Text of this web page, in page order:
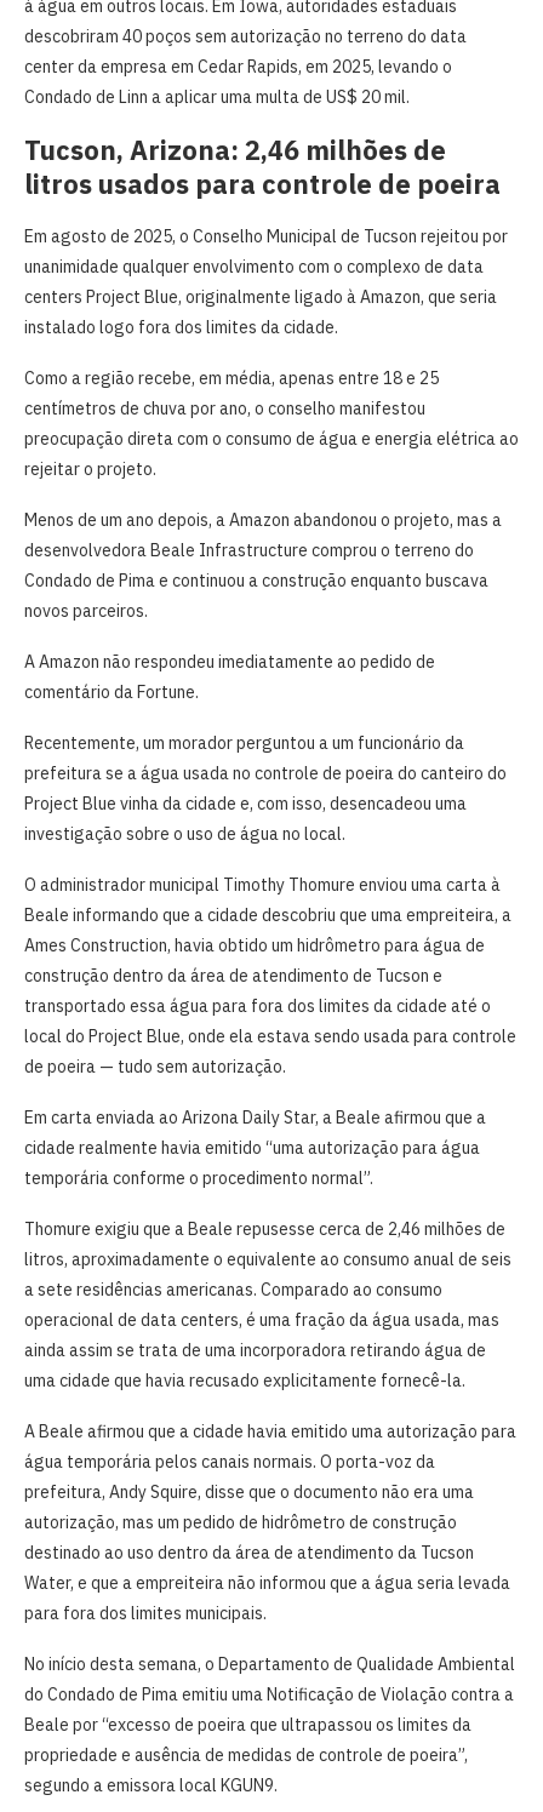
à água em outros locais. Em Iowa, autoridades estaduais
descobriram 40 poços sem autorização no terreno do data
center da empresa em Cedar Rapids, em 2025, levando o
Condado de Linn a aplicar uma multa de US$ 20 mil.
Tucson, Arizona: 2,46 milhões de
litros usados para controle de poeira
Em agosto de 2025, o Conselho Municipal de Tucson rejeitou por
unanimidade qualquer envolvimento com o complexo de data
centers Project Blue, originalmente ligado à Amazon, que seria
instalado logo fora dos limites da cidade.
Como a região recebe, em média, apenas entre 18 e 25
centímetros de chuva por ano, o conselho manifestou
preocupação direta com o consumo de água e energia elétrica ao
rejeitar o projeto.
Menos de um ano depois, a Amazon abandonou o projeto, mas a
desenvolvedora Beale Infrastructure comprou o terreno do
Condado de Pima e continuou a construção enquanto buscava
novos parceiros.
A Amazon não respondeu imediatamente ao pedido de
comentário da Fortune.
Recentemente, um morador perguntou a um funcionário da
prefeitura se a água usada no controle de poeira do canteiro do
Project Blue vinha da cidade e, com isso, desencadeou uma
investigação sobre o uso de água no local.
O administrador municipal Timothy Thomure enviou uma carta à
Beale informando que a cidade descobriu que uma empreiteira, a
Ames Construction, havia obtido um hidrômetro para água de
construção dentro da área de atendimento de Tucson e
transportado essa água para fora dos limites da cidade até o
local do Project Blue, onde ela estava sendo usada para controle
de poeira — tudo sem autorização.
Em carta enviada ao Arizona Daily Star, a Beale afirmou que a
cidade realmente havia emitido “uma autorização para água
temporária conforme o procedimento normal”.
Thomure exigiu que a Beale repusesse cerca de 2,46 milhões de
litros, aproximadamente o equivalente ao consumo anual de seis
a sete residências americanas. Comparado ao consumo
operacional de data centers, é uma fração da água usada, mas
ainda assim se trata de uma incorporadora retirando água de
uma cidade que havia recusado explicitamente fornecê-la.
A Beale afirmou que a cidade havia emitido uma autorização para
água temporária pelos canais normais. O porta-voz da
prefeitura, Andy Squire, disse que o documento não era uma
autorização, mas um pedido de hidrômetro de construção
destinado ao uso dentro da área de atendimento da Tucson
Water, e que a empreiteira não informou que a água seria levada
para fora dos limites municipais.
No início desta semana, o Departamento de Qualidade Ambiental
do Condado de Pima emitiu uma Notificação de Violação contra a
Beale por “excesso de poeira que ultrapassou os limites da
propriedade e ausência de medidas de controle de poeira”,
segundo a emissora local KGUN9.